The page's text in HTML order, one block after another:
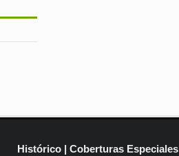
Histórico | Coberturas Especiales